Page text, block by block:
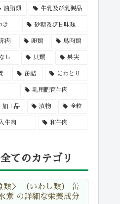
油脂類 牛乳及び乳製品
き 砂糖及び甘味類
肉 卵類 鳥肉類
し 貝類 果実
缶詰 にわとり
乳用肥育牛肉
加工品 漬物 全粒
牛肉 和牛肉
てのカテゴリ
類＞ （いわし類） 缶
煮 の詳細な栄養成分